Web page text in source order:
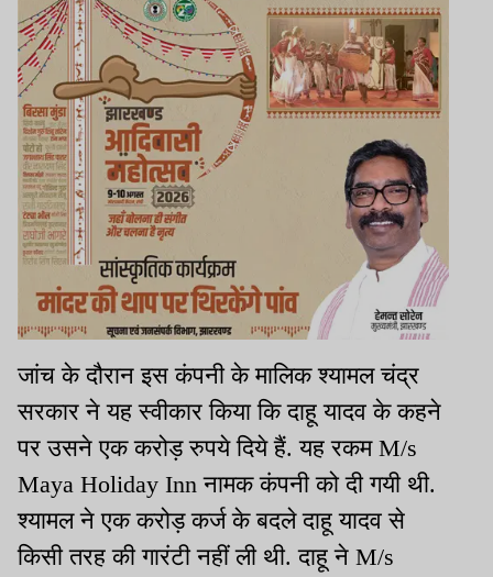
जांच के दौरान इस कंपनी के मालिक श्यामल चंद्र
सरकार ने यह स्वीकार किया कि दाहू यादव के कहने
पर उसने एक करोड़ रुपये दिये हैं. यह रकम M/s
Maya Holiday Inn नामक कंपनी को दी गयी थी.
श्यामल ने एक करोड़ कर्ज के बदले दाहू यादव से
किसी तरह की गारंटी नहीं ली थी. दाहू ने M/s